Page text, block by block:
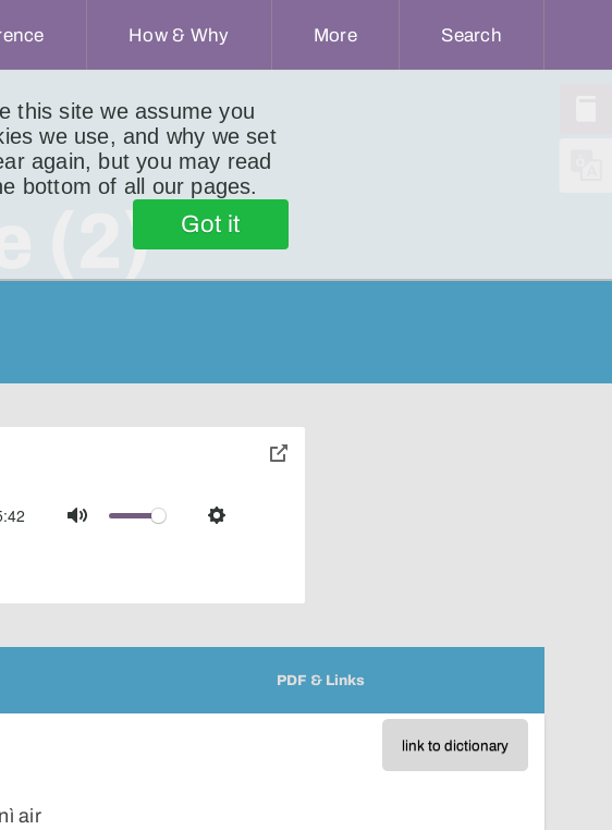
this site we assume you
we use, and why we set
again, but you may read
bottom of all our pages.
Got it
How & Why More Search
(2)
Mute Settings
toggle
PDF & Links
link to dictionary
air